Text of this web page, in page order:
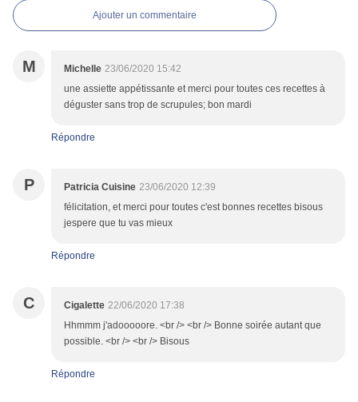
Ajouter un commentaire
M Michelle 23/06/2020 15:42
une assiette appétissante et merci pour toutes ces recettes à
déguster sans trop de scrupules; bon mardi
Répondre
P Patricia Cuisine 23/06/2020 12:39
félicitation, et merci pour toutes c'est bonnes recettes bisous
jespere que tu vas mieux
Répondre
C Cigalette 22/06/2020 17:38
Hhmmm j'adooooore. <br /> <br /> Bonne soirée autant que
possible. <br /> <br /> Bisous
Répondre